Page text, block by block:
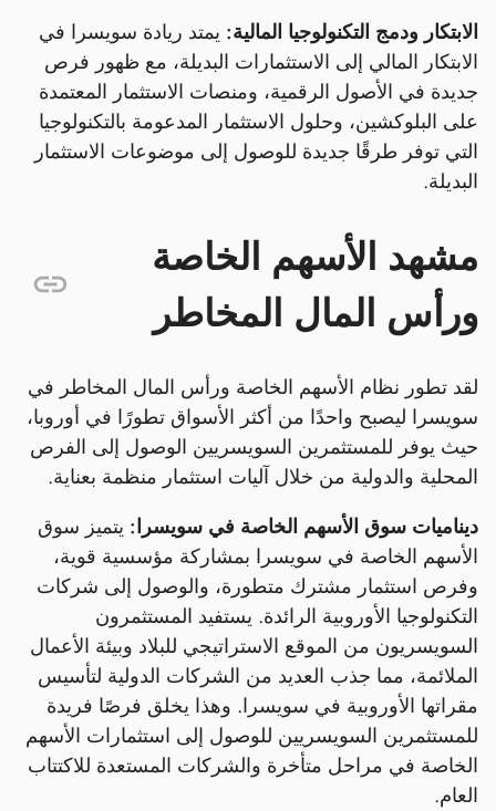
الابتكار ودمج التكنولوجيا المالية: يمتد ريادة سويسرا في
الابتكار المالي إلى الاستثمارات البديلة، مع ظهور فرص
جديدة في الأصول الرقمية، ومنصات الاستثمار المعتمدة
على البلوكشين، وحلول الاستثمار المدعومة بالتكنولوجيا
التي توفر طرقًا جديدة للوصول إلى موضوعات الاستثمار
البديلة.
مشهد الأسهم الخاصة
ورأس المال المخاطر
لقد تطور نظام الأسهم الخاصة ورأس المال المخاطر في
سويسرا ليصبح واحدًا من أكثر الأسواق تطورًا في أوروبا،
حيث يوفر للمستثمرين السويسريين الوصول إلى الفرص
المحلية والدولية من خلال آليات استثمار منظمة بعناية.
ديناميات سوق الأسهم الخاصة في سويسرا: يتميز سوق
الأسهم الخاصة في سويسرا بمشاركة مؤسسية قوية،
وفرص استثمار مشترك متطورة، والوصول إلى شركات
التكنولوجيا الأوروبية الرائدة. يستفيد المستثمرون
السويسريون من الموقع الاستراتيجي للبلاد وبيئة الأعمال
الملائمة، مما جذب العديد من الشركات الدولية لتأسيس
مقراتها الأوروبية في سويسرا. وهذا يخلق فرصًا فريدة
للمستثمرين السويسريين للوصول إلى استثمارات الأسهم
الخاصة في مراحل متأخرة والشركات المستعدة للاكتتاب
العام.